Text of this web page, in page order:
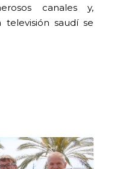
canales y,
saudí se